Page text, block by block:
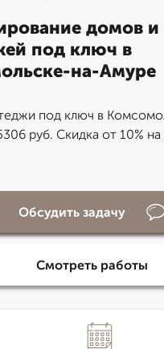
домов и
под ключ в
на-Амуре
под ключ в
руб. Скидка от 10% на
Обсудить задачу
Смотреть работы